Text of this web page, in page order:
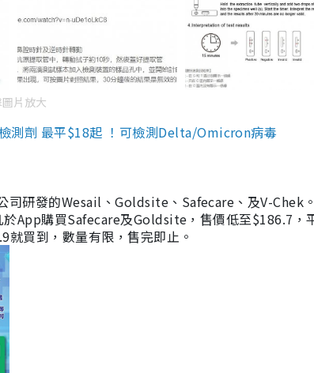
片放大
測劑 最平$18起 ！可檢測Delta/Omicron病毒
司研發的Wesail、Goldsite、Safecare、及V-Chek
App購買Safecare及Goldsite，售價低至$186.7，
買到，數量有限，售完即止。